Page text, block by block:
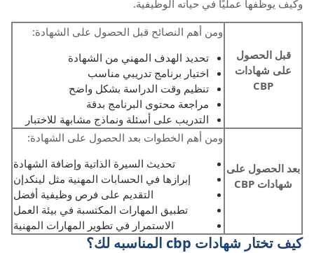
وكيف يوظفها عمليًا في حياته الوظيفية.
قبل الحصول
على شهادات
CBP
ومن أهم النصائح قبل الحصول على الشهادة:
تحديد الهدف المهني من الشهادة
اختيار برنامج تدريبي مناسب
تنظيم وقت الدراسة بشكل واضح
مراجعة محتوى البرنامج بدقة
التدريب على أسئلة ونماذج مشابهة للاختبار
بعد الحصول على
شهادات CBP
ومن أهم الخطوات بعد الحصول على الشهادة:
تحديث السيرة الذاتية وإضافة الشهادة
إبرازها في الحسابات المهنية مثل لينكدإن
التقديم على فرص وظيفية أفضل
تطبيق المهارات المكتسبة في بيئة العمل
الاستمرار في تطوير المهارات المهنية
كيف تختار شهادات cbp المناسبه لك؟